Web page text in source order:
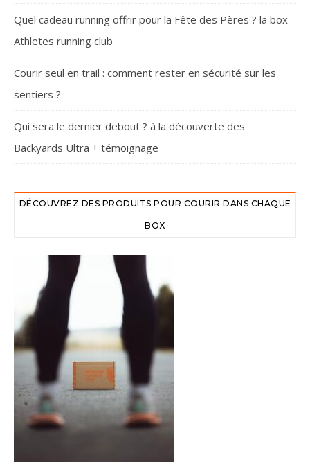
Quel cadeau running offrir pour la Fête des Pères ? la box
Athletes running club
Courir seul en trail : comment rester en sécurité sur les
sentiers ?
Qui sera le dernier debout ? à la découverte des
Backyards Ultra + témoignage
DÉCOUVREZ DES PRODUITS POUR COURIR DANS CHAQUE
BOX